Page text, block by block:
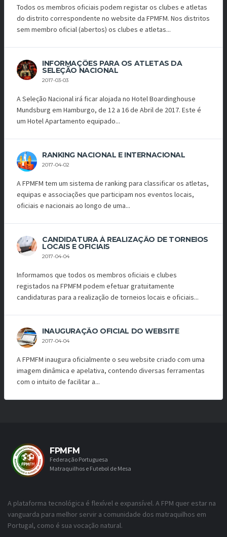
Todos os membros oficiais podem registar os clubes e atletas
do distrito correspondente no website da FPMFM. Nos distritos
sem membro oficial (abertos) os clubes e atletas...
INFORMAÇÕES PARA OS ATLETAS DA
SELEÇÃO NACIONAL
2017-03-03
A Seleção Nacional irá ficar alojada no Hotel Boardinghouse
Mundsburg em Hamburgo, de 12 a 16 de Abril de 2017. Este é
um Hotel Apartamento equipado...
RANKING NACIONAL E INTERNACIONAL
2017-04-02
A FPMFM tem um sistema de ranking para classificar os atletas,
equipas e associações que participam nos eventos locais,
oficiais e nacionais ao longo de uma...
CANDIDATURA À REALIZAÇÃO DE TORNEIOS
LOCAIS E OFICIAIS
2017-04-04
Informamos que todos os membros oficiais e clubes
registados na FPMFM podem efetuar gratuitamente
candidaturas para a realização de torneios locais e oficiais...
INAUGURAÇÃO OFICIAL DO WEBSITE
2017-04-04
A FPMFM inaugura oficialmente o seu website criado com uma
imagem dinâmica e apelativa, contendo diversas ferramentas
com o intuito de facilitar a...
FPMFM
Federação Portuguesa
Matraquilhos e Futebol de Mesa
A plataforma tecnológica é flexível e expansível. A FPM quer estar na
vanguarda para melhor servir a comunidade dos matraquilhos em
Portugal, como é sua vocação natural.